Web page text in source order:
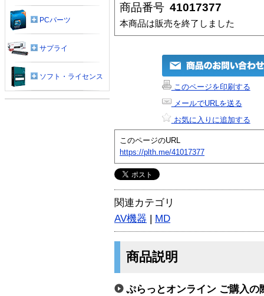
商品番号 41017377
本商品は販売を終了しました
このページを印刷する
メールでURLを送る
お気に入りに追加する
このページのURL
https://plth.me/41017377
関連カテゴリ
AV機器 | MD
商品説明
ぷらっとオンライン ご購入の
PCパーツ
サプライ
ソフト・ライセンス